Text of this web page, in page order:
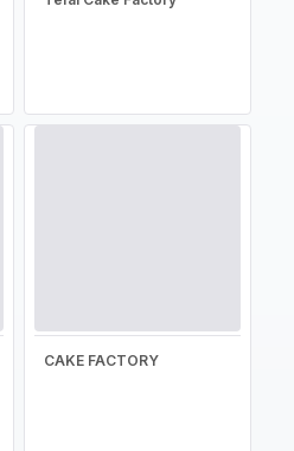
CAKE FACTORY